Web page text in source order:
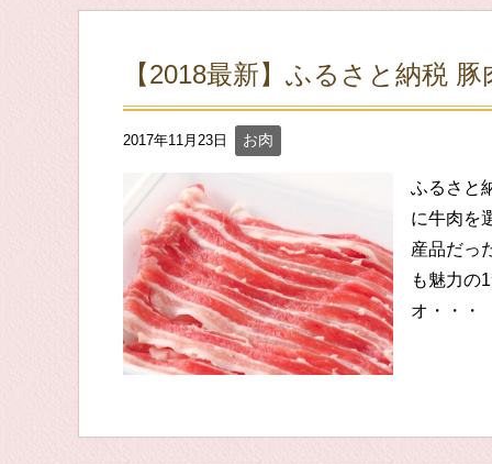
【2018最新】ふるさと納税
2017年11月23日 お肉
ふるさと
に牛肉を
産品だっ
も魅力の
オ・・・